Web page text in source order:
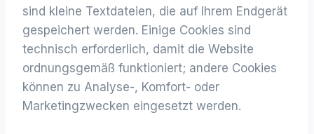
sind kleine Textdateien, die auf Ihrem Endgerät
gespeichert werden. Einige Cookies sind
technisch erforderlich, damit die Website
ordnungsgemäß funktioniert; andere Cookies
können zu Analyse-, Komfort- oder
Marketingzwecken eingesetzt werden.